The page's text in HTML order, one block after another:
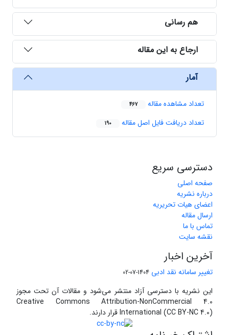
هم رسانی
ارجاع به این مقاله
آمار
تعداد مشاهده مقاله 467
تعداد دریافت فایل اصل مقاله 190
دسترسی سریع
صفحه اصلی
درباره نشریه
اعضای هیات تحریریه
ارسال مقاله
تماس با ما
نقشه سایت
آخرین اخبار
تغییر سامانه نقد ادبی 1404-07-02
این نشریه با دسترسی آزاد منتشر می‌شود و مقالات آن تحت مجوز
Creative Commons Attribution-NonCommercial 4.0
International (CC BY-NC 4.0) قرار دارند.